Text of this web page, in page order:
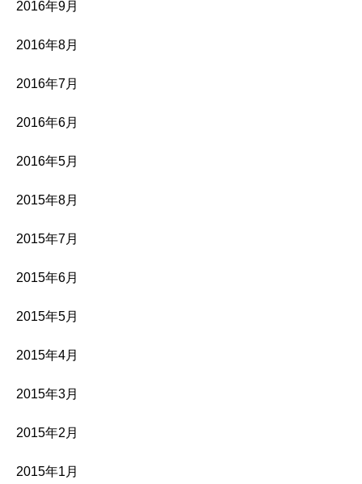
2016年9月
2016年8月
2016年7月
2016年6月
2016年5月
2015年8月
2015年7月
2015年6月
2015年5月
2015年4月
2015年3月
2015年2月
2015年1月